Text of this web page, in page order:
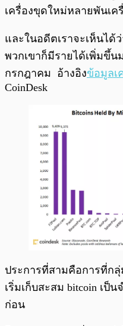
เครื่องขุดใหม่หลายพันเค
และในอดีตเราจะเห็นได้
พวกเขาก็มีรายได้เพิ่มขึ้น
กรกฎาคม อ้างอิงข้อมูลเ
CoinDesk
ประการที่สามคือการที่กลุ่
เริ่มเก็บสะสม bitcoin เป็
ก่อน